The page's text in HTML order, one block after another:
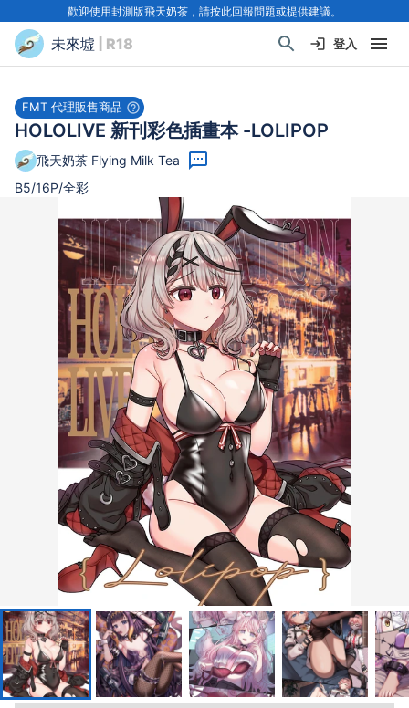
歡迎使用封測版飛天奶茶，請按此回報問題或提供建議。
未來墟 | R18 登入
FMT 代理販售商品
HOLOLIVE 新刊彩色插畫本 -LOLIPOP
飛天奶茶 Flying Milk Tea
B5/16P/全彩